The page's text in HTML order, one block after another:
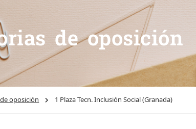
de oposición
oposición 1 Plaza Tecn. Inclusión Social (Granada)